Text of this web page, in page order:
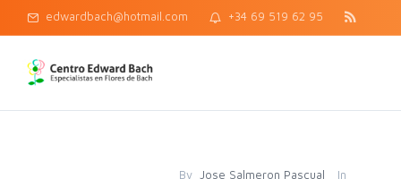
edwardbach@hotmail.com +34 69 519 62 95
By Jose Salmeron Pascual In